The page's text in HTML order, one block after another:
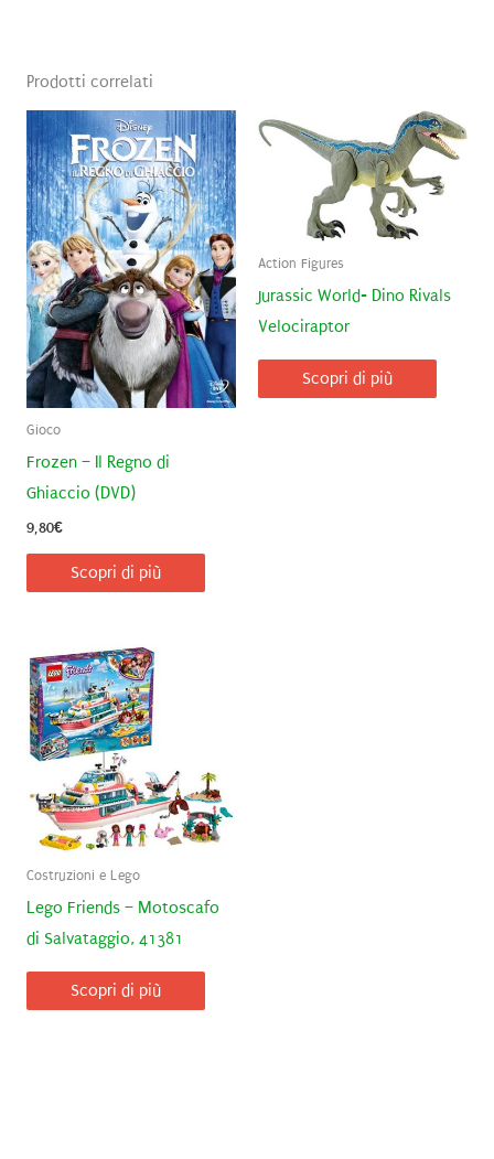
Prodotti correlati
Gioco
Frozen – Il Regno di
Ghiaccio (DVD)
9,80€
Scopri di più
Action Figures
Jurassic World- Dino Rivals
Velociraptor
Scopri di più
Costruzioni e Lego
Lego Friends – Motoscafo
di Salvataggio, 41381
Scopri di più